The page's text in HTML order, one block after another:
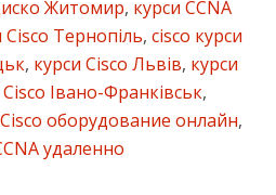
Житомир, курси CCNA
Cisco Тернопіль, cisco курси
, курси Cisco Львів, курси
Cisco Івано-Франківськ,
Cisco оборудование онлайн,
удаленно